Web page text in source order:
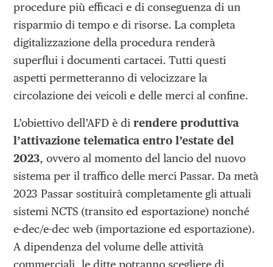
procedure più efficaci e di conseguenza di un
risparmio di tempo e di risorse. La completa
digitalizzazione della procedura renderà
superflui i documenti cartacei. Tutti questi
aspetti permetteranno di velocizzare la
circolazione dei veicoli e delle merci al confine.
L’obiettivo dell’AFD è direndere produttiva
l’attivazione telematica entro l’estate del
2023, ovvero al momento del lancio del nuovo
sistema per il traffico delle merci Passar. Da metà
2023 Passar sostituirà completamente gli attuali
sistemi NCTS (transito ed esportazione) nonché
e-dec/e-dec web (importazione ed esportazione).
A dipendenza del volume delle attività
commerciali, le ditte potranno scegliere di